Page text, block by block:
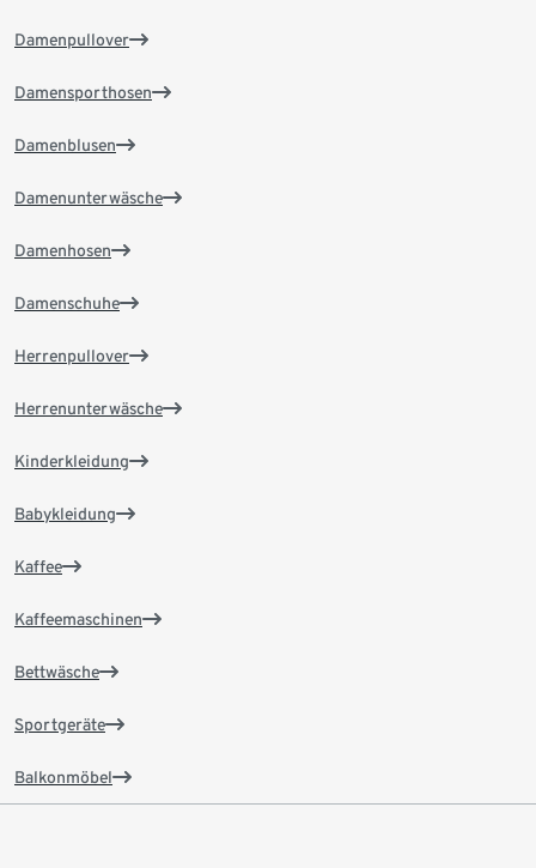
Damenpullover
Damensporthosen
Damenblusen
Damenunterwäsche
Damenhosen
Damenschuhe
Herrenpullover
Herrenunterwäsche
Kinderkleidung
Babykleidung
Kaffee
Kaffeemaschinen
Bettwäsche
Sportgeräte
Balkonmöbel